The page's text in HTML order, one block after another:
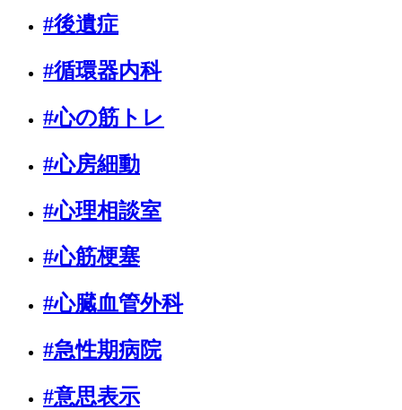
#後遺症
#循環器内科
#心の筋トレ
#心房細動
#心理相談室
#心筋梗塞
#心臓血管外科
#急性期病院
#意思表示